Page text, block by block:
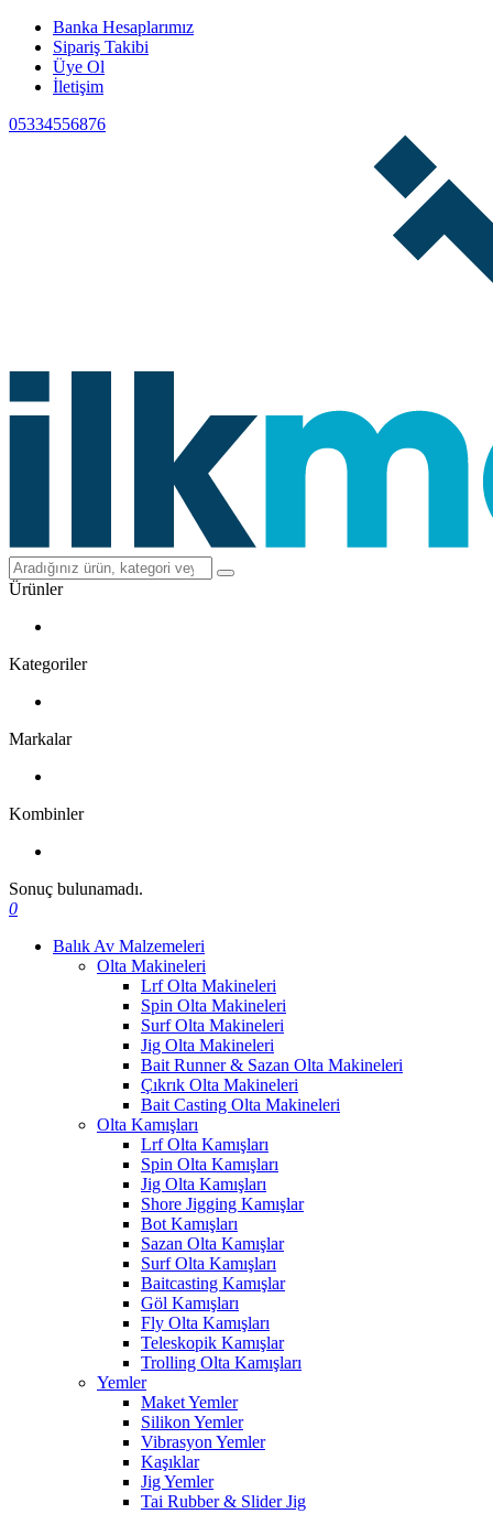
Banka Hesaplarımız
Sipariş Takibi
Üye Ol
İletişim
05334556876
Ürünler
Kategoriler
Markalar
Kombinler
Sonuç bulunamadı.
0
Balık Av Malzemeleri
Olta Makineleri
Lrf Olta Makineleri
Spin Olta Makineleri
Surf Olta Makineleri
Jig Olta Makineleri
Bait Runner & Sazan Olta Makineleri
Çıkrık Olta Makineleri
Bait Casting Olta Makineleri
Olta Kamışları
Lrf Olta Kamışları
Spin Olta Kamışları
Jig Olta Kamışları
Shore Jigging Kamışlar
Bot Kamışları
Sazan Olta Kamışlar
Surf Olta Kamışları
Baitcasting Kamışlar
Göl Kamışları
Fly Olta Kamışları
Teleskopik Kamışlar
Trolling Olta Kamışları
Yemler
Maket Yemler
Silikon Yemler
Vibrasyon Yemler
Kaşıklar
Jig Yemler
Tai Rubber & Slider Jig